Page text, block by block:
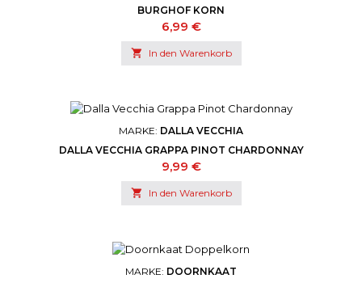
BURGHOF KORN
Preis
6,99 €
 In den Warenkorb
MARKE: DALLA VECCHIA
DALLA VECCHIA GRAPPA PINOT CHARDONNAY
Preis
9,99 €
 In den Warenkorb
MARKE: DOORNKAAT